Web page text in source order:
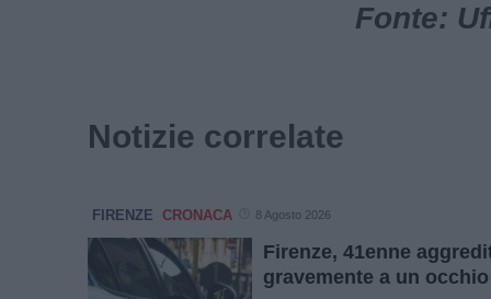
Fonte:
Notizie correlate
FIRENZE CRONACA 8 Agosto 2026
Firenze, 41enne
gravemente a un occhio